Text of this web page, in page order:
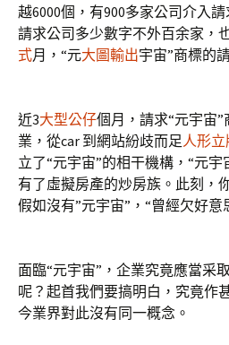
越6000個，有900多家公司介入
請求公司多少數字不外百余家，
式月，“元大圖輸出宇宙”商標的
近3大型公仔個月，請求“元宇宙
業，從car 到網站紛歧而足人形立
立了“元宇宙”的相干機構，“元宇
有了虛擬房產的炒房族。此刻，
假如沒有”元宇宙”，“曾經欠好意
面臨“元宇宙”，企業究竟應當采
呢？起首我們要搞明白，究竟作
今業界對此沒有同一概念。